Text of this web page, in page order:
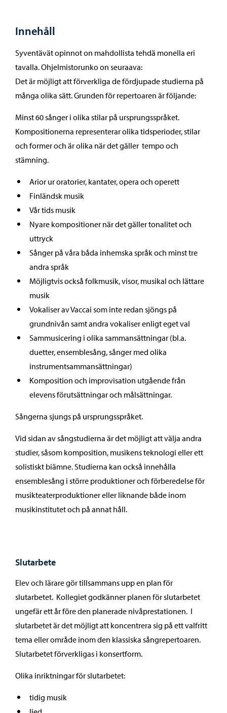
Innehåll
Syventävät opinnot on mahdollista tehdä monella eri
tavalla. Ohjelmistorunko on seuraava:
Det är möjligt att förverkliga de fördjupade studierna på
många olika sätt. Grunden för repertoaren är följande:
Minst 60 sånger i olika stilar på ursprungsspråket.
Kompositionerna representerar olika tidsperioder, stilar
och former och är olika när det gäller tempo och
stämning.
Arior ur oratorier, kantater, opera och operett
Finländsk musik
Vår tids musik
Nyare kompositioner när det gäller tonalitet och
uttryck
Sånger på våra båda inhemska språk och minst tre
andra språk
Möjligtvis också folkmusik, visor, musikal och lättare
musik
Vokaliser av Vaccai som inte redan sjöngs på
grundnivån samt andra vokaliser enligt eget val
Sammusicering i olika sammansättningar (bl.a.
duetter, ensemblesång, sånger med olika
instrumentsammansättningar)
Komposition och improvisation utgående från
elevens förutsättningar och målsättningar.
Sångerna sjungs på ursprungsspråket.
Vid sidan av sångstudierna är det möjligt att välja andra
studier, såsom komposition, musikens teknologi eller ett
solistiskt biämne. Studierna kan också innehålla
ensemblesång i större produktioner och förberedelse för
musikteaterproduktioner eller liknande både inom
musikinstitutet och på annat håll.
Slutarbete
Elev och lärare gör tillsammans upp en plan för
slutarbetet. Kollegiet godkänner planen för slutarbetet
ungefär ett år före den planerade nivåprestationen. I
slutarbetet är det möjligt att koncentrera sig på ett valfritt
tema eller område inom den klassiska sångrepertoaren.
Slutarbetet förverkligas i konsertform.
Olika inriktningar för slutarbetet:
tidig musik